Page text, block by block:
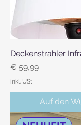
Deckenstrahler
Preis
€ 59,99
inkl. USt
Auf den